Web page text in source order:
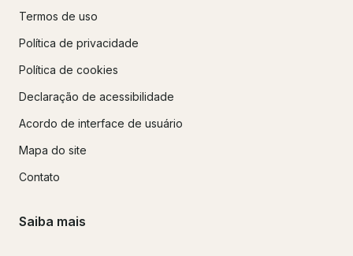
Termos de uso
Política de privacidade
Política de cookies
Declaração de acessibilidade
Acordo de interface de usuário
Mapa do site
Contato
Saiba mais